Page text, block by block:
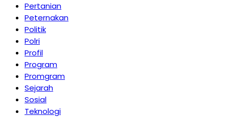
Pertanian
Peternakan
Politik
Polri
Profil
Program
Promgram
Sejarah
Sosial
Teknologi